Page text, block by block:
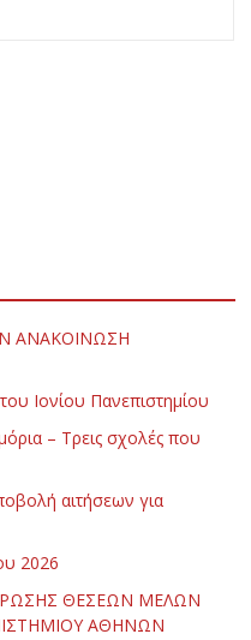
ΑΝΑΚΟΙΝΩΣΗ
Ιονίου Πανεπιστημίου
– Τρεις σχολές που
αιτήσεων για
2026
ΘΕΣΕΩΝ ΜΕΛΩΝ
ΑΘΗΝΩΝ